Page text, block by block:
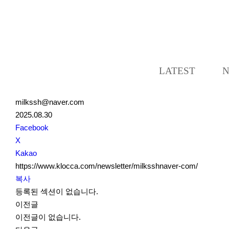
LATEST
milkssh@naver.com
2025.08.30
S
N
S
S
h
a
r
e
Facebook
X
Kakao
https://www.klocca.com/newsletter/milksshnaver-com/
복사
등록된 섹션이 없습니다.
이전글
이전글이 없습니다.